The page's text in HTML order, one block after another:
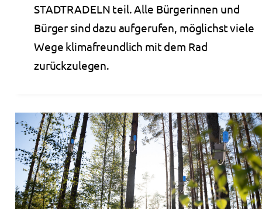
STADTRADELN teil. Alle Bürgerinnen und
Bürger sind dazu aufgerufen, möglichst viele
Wege klimafreundlich mit dem Rad
zurückzulegen.